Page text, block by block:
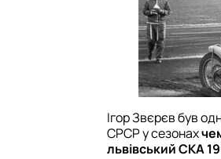
Ігор Звєрєв був
СРСР у сезонах
львівський СКА